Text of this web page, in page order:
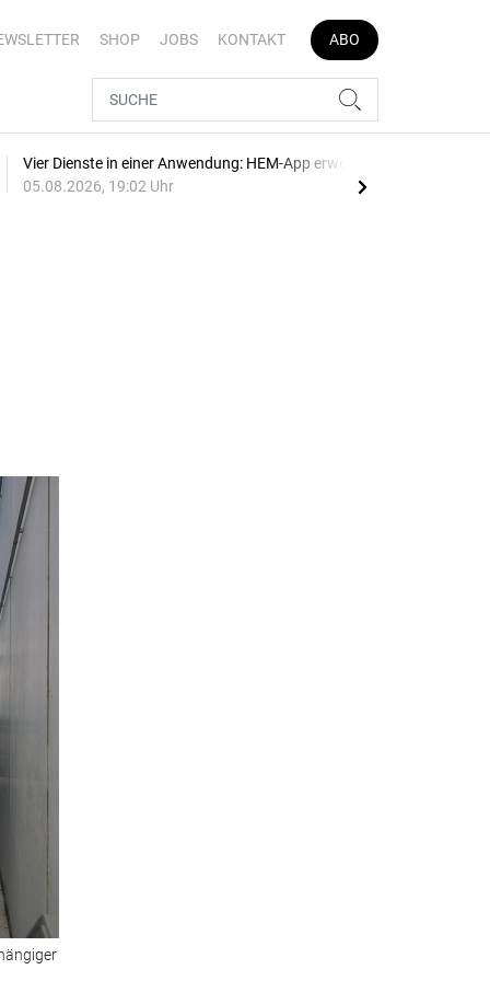
SHOP JOBS KONTAKT ABO
Vier Dienste in einer Anwendung: HEM-App erweitert
05.08.2026, 19:02 Uhr